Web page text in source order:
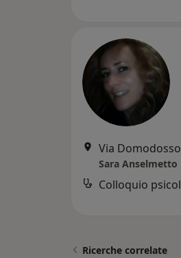
Via
Sara Anselmetto
Colloquio
Ricerche correlate